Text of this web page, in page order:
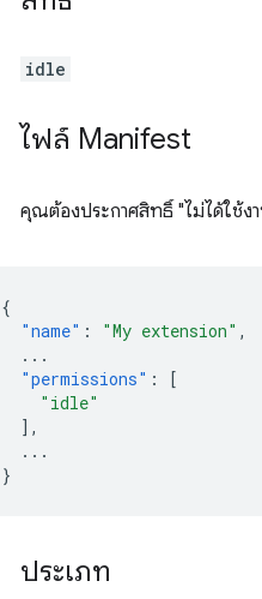
idle
ไฟล์ Manifest
คุณต้องประกาศสิทธิ์ "ไม่ได้ใช้ง
{
"name" : "My extension" ,
...
"permissions" :
[
"idle"
],
...
}
ประเภท